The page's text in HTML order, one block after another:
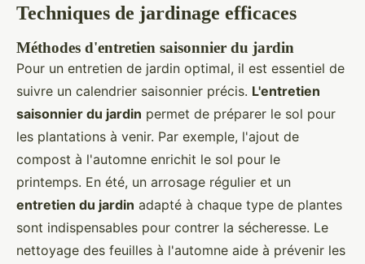
Techniques de jardinage efficaces
Méthodes d'entretien saisonnier du jardin
Pour un entretien de jardin optimal, il est essentiel de
suivre un calendrier saisonnier précis. L'entretien
saisonnier du jardin permet de préparer le sol pour
les plantations à venir. Par exemple, l'ajout de
compost à l'automne enrichit le sol pour le
printemps. En été, un arrosage régulier et un
entretien du jardin adapté à chaque type de plantes
sont indispensables pour contrer la sécheresse. Le
nettoyage des feuilles à l'automne aide à prévenir les